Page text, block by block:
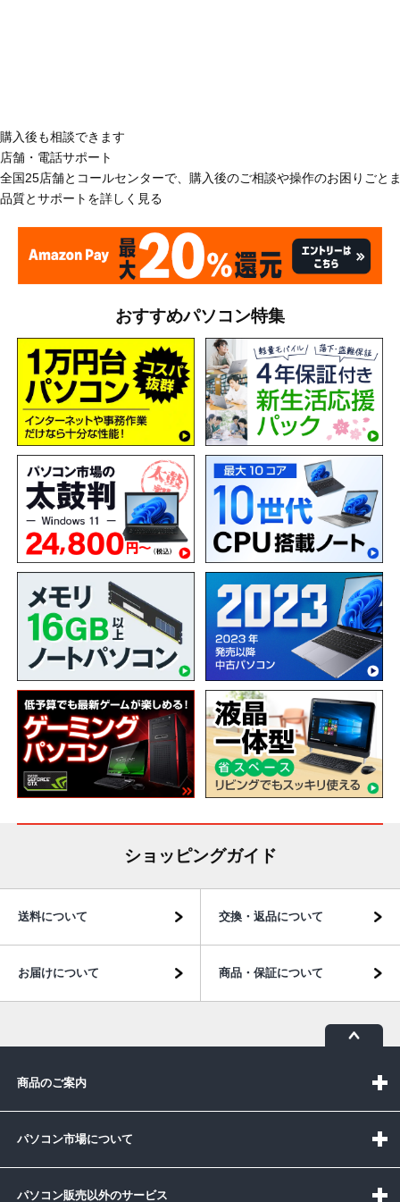
購入後も相談できます
店舗・電話サポート
全国25店舗とコールセンターで、購入後のご相談や操作のお困りごと
品質とサポートを詳しく見る
おすすめパソコン特集
ショッピングガイド
送料について 交換・返品について
お届けについて 商品・保証について
商品のご案内
パソコン市場について
パソコン販売以外のサービス